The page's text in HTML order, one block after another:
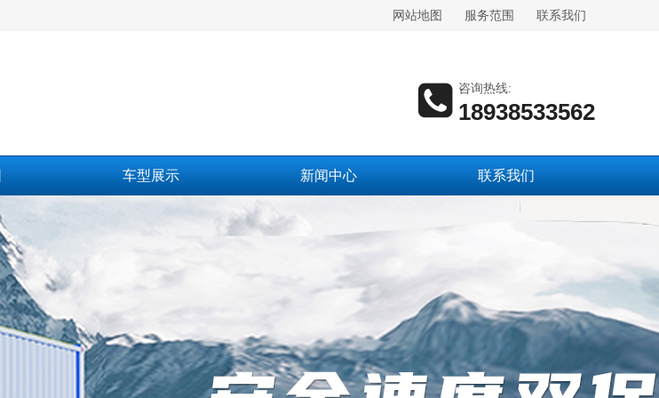
网站地图 服务范围 联系我们
咨询热线:
18938533562
车型展示 新闻中心 联系我们